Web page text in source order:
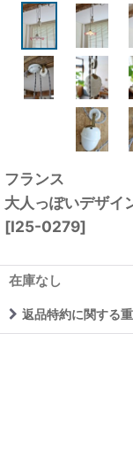
フランス
大人っぽいデザイ
[I25-0279]
在庫なし
返品特約に関する